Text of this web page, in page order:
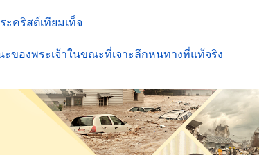
เหล่านี้นานขึ้นเท่าใด พวกเราก็จะยิ่งกลายเป็นมี
ฐานในหนทางนั้นไม่ใช่เป็นการแบ่งปันหัวใจ
ประโยชน์ของการแสดงให้คนอื่นๆ เห็นว่าพวก
นในหนทางนั้นเป็นเพียงการทำสิ่งนั้นอย่างท่องจำ
งศาสนา มันคือการทำอะไรอย่างพอเป็นพิธีกับ
คริสต์เทียมเท็จ
ะของพระเจ้าในขณะที่เจาะลึกหนทางที่แท้จริง